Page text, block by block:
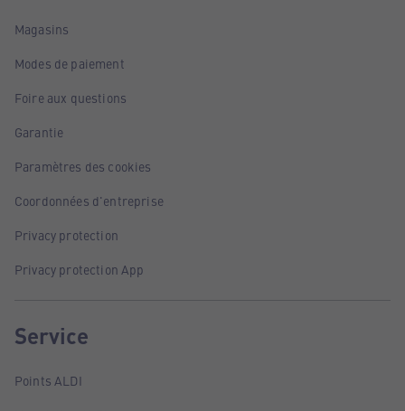
Magasins
Modes de paiement
Foire aux questions
Garantie
Paramètres des cookies
Coordonnées d'entreprise
Privacy protection
Privacy protection App
Service
Points ALDI